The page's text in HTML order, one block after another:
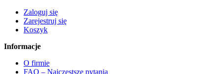
Zaloguj się
Zarejestruj się
Koszyk
Informacje
O firmie
FAQ – Najczęstsze pytania